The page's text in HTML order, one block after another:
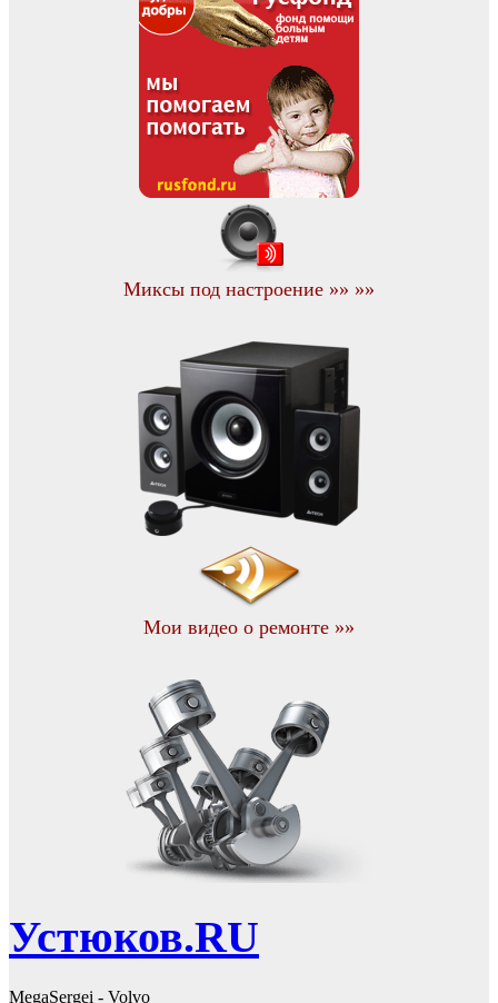
Миксы под настроение »» »»
Мои видео о ремонте »»
Устюков.RU
MegaSergei - Volvo